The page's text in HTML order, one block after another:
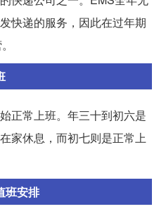
快递的服务，因此在过年期
正常上班。年三十到初六是
家休息，而初七则是正常上
班安排